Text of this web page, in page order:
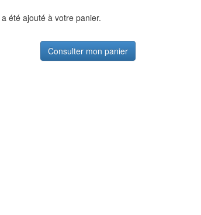
a été ajouté à votre panier.
Consulter mon panier